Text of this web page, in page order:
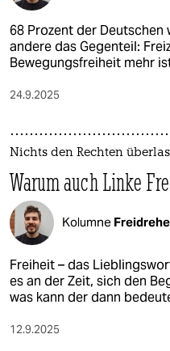
68 Prozent der
andere das Gegenteil:
Bewegungsfreiheit mehr
24.9.2025
Nichts den Rechten
Warum auch Linke
Kolumne
Freiheit – das
es an der Zeit, sich den
was kann der dann
12.9.2025